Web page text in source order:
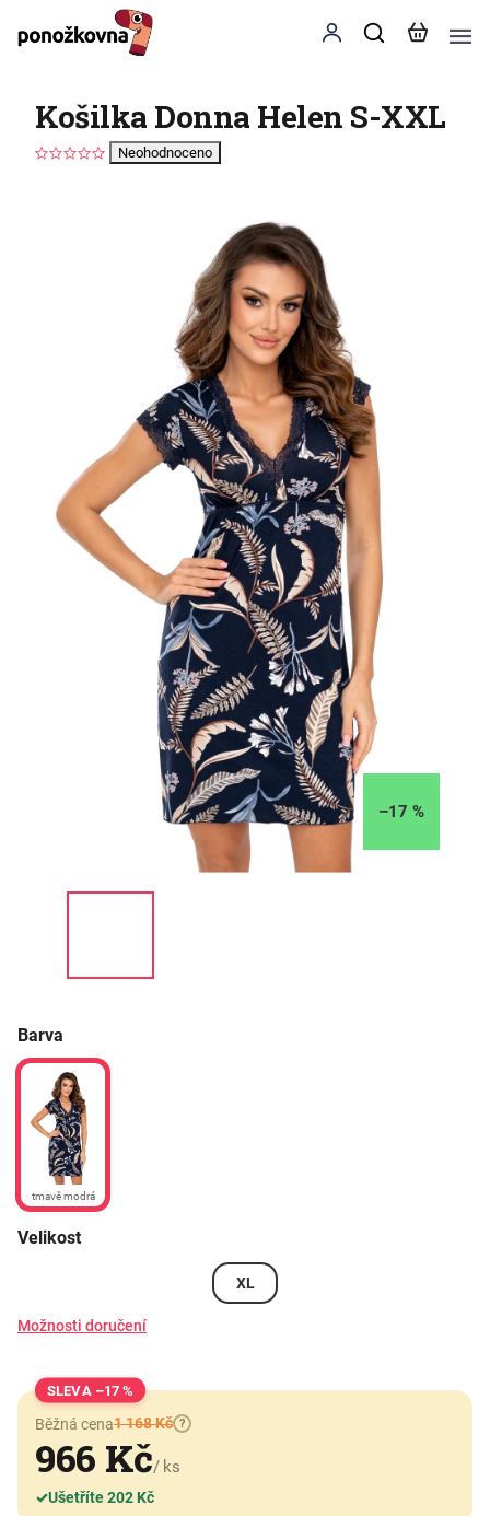
Košilka Donna Helen S-XXL
Neohodnoceno
–17 %
Barva
tmavě modrá
Velikost
XL
Možnosti doručení
–17 %
Běžná cena1 168 Kč ?
966 Kč/ ks
✓Ušetříte 202 Kč